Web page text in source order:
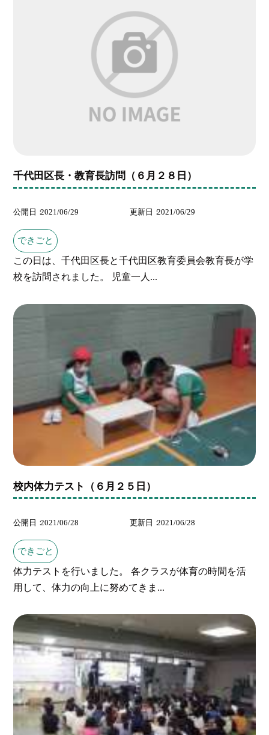
千代田区長・教育長訪問（６月２８日）
公開日 2021/06/29 更新日 2021/06/29
できごと
この日は、千代田区長と千代田区教育委員会教育長が学
校を訪問されました。 児童一人...
校内体力テスト（６月２５日）
公開日 2021/06/28 更新日 2021/06/28
できごと
体力テストを行いました。 各クラスが体育の時間を活
用して、体力の向上に努めてきま...